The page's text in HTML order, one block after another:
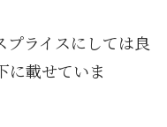
プライスにしては良
に載せていま